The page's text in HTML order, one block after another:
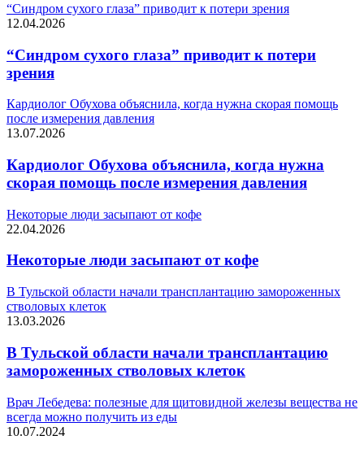
“Синдром сухого глаза” приводит к потери зрения
12.04.2026
“Синдром сухого глаза” приводит к потери
зрения
Кардиолог Обухова объяснила, когда нужна скорая помощь
после измерения давления
13.07.2026
Кардиолог Обухова объяснила, когда нужна
скорая помощь после измерения давления
Некоторые люди засыпают от кофе
22.04.2026
Некоторые люди засыпают от кофе
В Тульской области начали трансплантацию замороженных
стволовых клеток
13.03.2026
В Тульской области начали трансплантацию
замороженных стволовых клеток
Врач Лебедева: полезные для щитовидной железы вещества не
всегда можно получить из еды
10.07.2024